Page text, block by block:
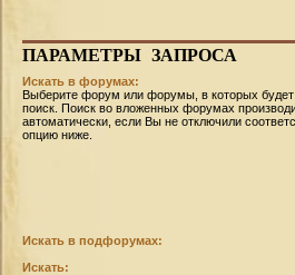
ПАРАМЕТРЫ ЗАПРОСА
Искать в форумах:
Выберите форум или форумы, в которых будет
поиск. Поиск во вложенных форумах
автоматически, если Вы не отключили
опцию ниже.
Искать в подфорумах:
Искать: